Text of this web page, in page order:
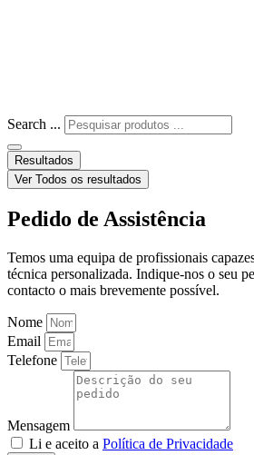
Search ...
Resultados
Ver Todos os resultados
Pedido de Assistência
Temos uma equipa de profissionais
técnica personalizada. Indique-nos o seu
contacto o mais brevemente possível.
Nome
Email
Telefone
Mensagem
Li e aceito a Política de Privacidade